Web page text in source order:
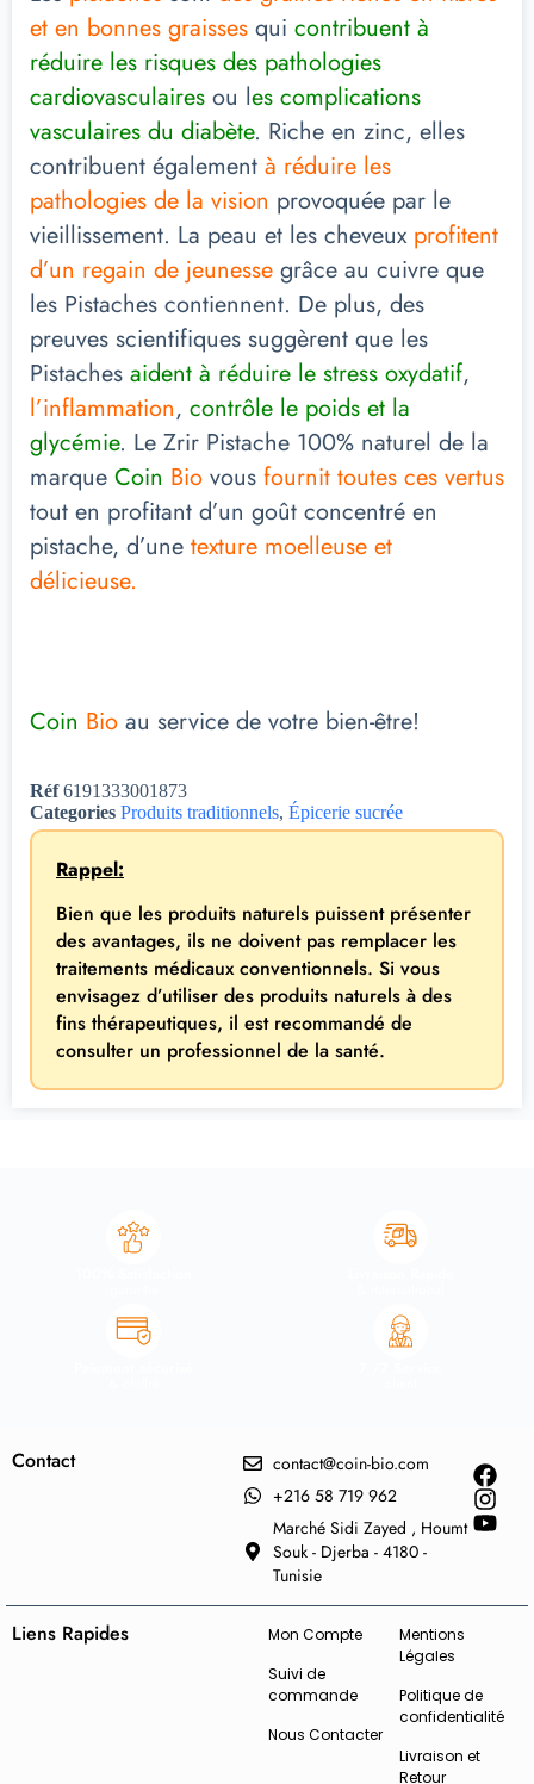
et en bonnes graisses qui contribuent à
réduire les risques des pathologies
cardiovasculaires ou les complications
vasculaires du diabète. Riche en zinc, elles
contribuent également à réduire les
pathologies de la vision provoquée par le
vieillissement. La peau et les cheveux profitent
d’un regain de jeunesse grâce au cuivre que
les Pistaches contiennent. De plus, des
preuves scientifiques suggèrent que les
Pistaches aident à réduire le stress oxydatif,
l’inflammation, contrôle le poids et la
glycémie. Le Zrir Pistache 100% naturel de la
marque Coin Bio vous fournit toutes ces vertus
tout en profitant d’un goût concentré en
pistache, d’une texture moelleuse et
délicieuse.
Coin Bio au service de votre bien-être!
Réf6191333001873
Categories Produits traditionnels, Épicerie sucrée
Rappel:
Bien que les produits naturels puissent présenter
des avantages, ils ne doivent pas remplacer les
traitements médicaux conventionnels. Si vous
envisagez d’utiliser des produits naturels à des
fins thérapeutiques, il est recommandé de
consulter un professionnel de la santé.
Contact
contact@coin-bio.com
+216 58 719 962
Marché Sidi Zayed , Houmt
Souk - Djerba - 4180 -
Tunisie
Liens Rapides
Mon Compte
Suivi de
commande
Nous Contacter
Mentions
Légales
Politique de
confidentialité
Livraison et
Retour